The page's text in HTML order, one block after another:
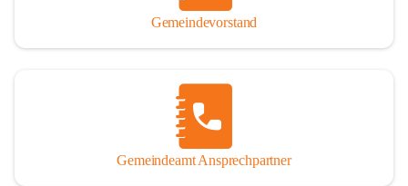
Gemeindevorstand
Gemeindeamt Ansprechpartner